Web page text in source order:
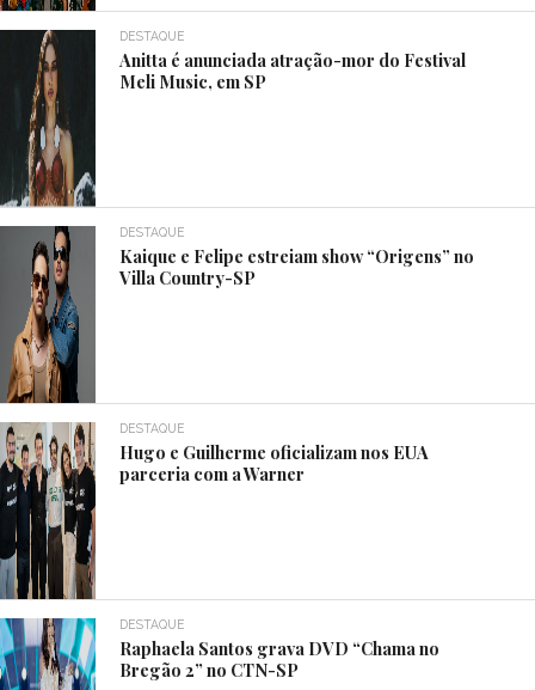
DESTAQUE
Anitta é anunciada atração-mor do Festival
Meli Music, em SP
DESTAQUE
Kaique e Felipe estreiam show “Origens” no
Villa Country-SP
DESTAQUE
Hugo e Guilherme oficializam nos EUA
parceria com a Warner
DESTAQUE
Raphaela Santos grava DVD “Chama no
Bregão 2” no CTN-SP